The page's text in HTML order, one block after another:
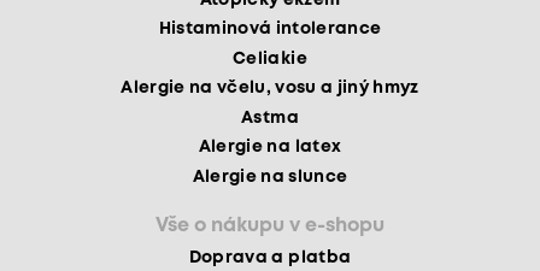
Histaminová intolerance
Celiakie
Alergie na včelu, vosu a jiný hmyz
Astma
Alergie na latex
Alergie na slunce
Vše o nákupu v e-shopu
Doprava a platba